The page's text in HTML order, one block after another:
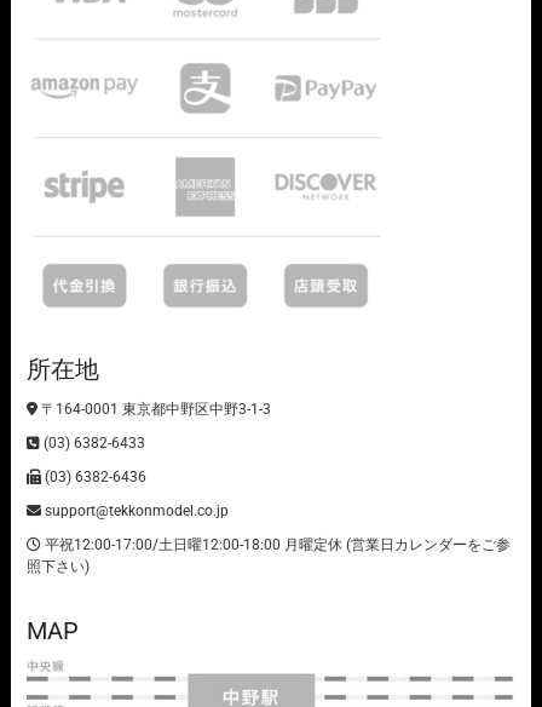
所在地
〒164-0001 東京都中野区中野3-1-3
(03) 6382-6433
(03) 6382-6436
support@tekkonmodel.co.jp
平祝12:00-17:00/土日曜12:00-18:00 月曜定休 (営業日カレンダーをご参
照下さい)
MAP